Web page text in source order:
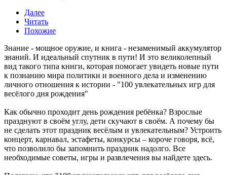
Далее
Читать
Похожие
Знание - мощное оружие, и книга - незаменимый аккумулятор
знаний. И идеальный спутник в пути! И это великолепный
вид такого типа книги, которая помогает увидеть новые пути
к познанию мира политики и военного дела и изменению
личного отношения к истории - "100 увлекательных игр для
весёлого дня рождения"
Как обычно проходит день рождения ребёнка? Взрослые
празднуют в своём углу, дети скучают в своём. А почему бы
не сделать этот праздник весёлым и увлекательным? Устроить
концерт, карнавал, эстафеты, конкурсы – короче говоря, всё,
что позволило бы запомнить праздник надолго. Все
необходимые советы, игры и развлечения вы найдете здесь.